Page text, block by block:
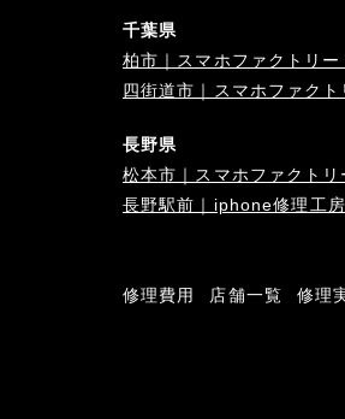
千葉県
柏市｜スマホファクトリ
四街道市｜スマホファク
長野県
松本市｜スマホファクト
長野駅前｜iphone修理工
修理費用 店舗一覧 修理